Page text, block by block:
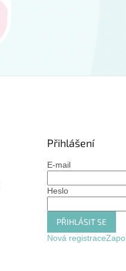
Přihlášení
E-mail
Heslo
PŘIHLÁSIT SE
Nová registrace